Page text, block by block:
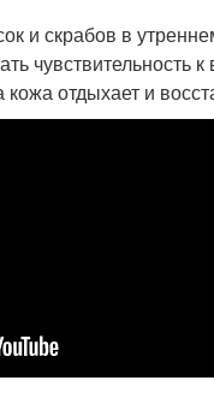
и скрабов в
чувствительность
отдыхает и